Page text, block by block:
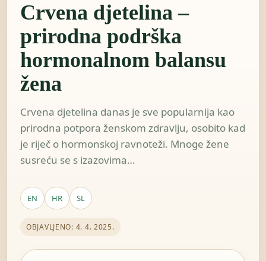
Crvena djetelina –
prirodna podrška
hormonalnom balansu
žena
Crvena djetelina danas je sve popularnija kao
prirodna potpora ženskom zdravlju, osobito kad
je riječ o hormonskoj ravnoteži. Mnoge žene
susreću se s izazovima…
EN HR SL
OBJAVLJENO: 4. 4. 2025.